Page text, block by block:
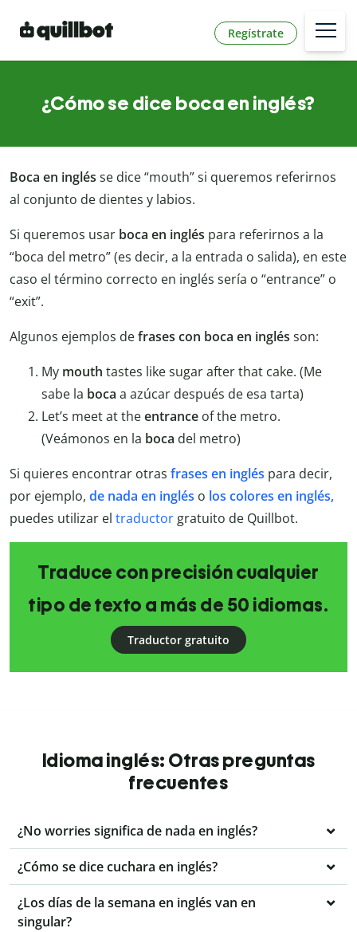
Regístrate
¿Cómo se dice boca en inglés?
Boca en inglés se dice “mouth” si queremos referirnos
al conjunto de dientes y labios.
Si queremos usar boca en inglés para referirnos a la
“boca del metro” (es decir, a la entrada o salida), en este
caso el término correcto en inglés sería o “entrance” o
“exit”.
Algunos ejemplos defrases con boca en inglés son:
My mouth tastes like sugar after that cake. (Me
sabe la boca a azúcar después de esa tarta)
Let’s meet at theentrance of the metro.
(Veámonos en la boca del metro)
Si quieres encontrar otras frases en inglés para decir,
por ejemplo, de nada en inglés o los colores en inglés,
puedes utilizar el traductor gratuito de Quillbot.
Traduce con precisión cualquier
tipo de texto a más de 50 idiomas.
Traductor gratuito
Idioma inglés: Otras preguntas
frecuentes
¿No worries significa de nada en inglés?
¿Cómo se dice cuchara en inglés?
¿Los días de la semana en inglés van en
singular?